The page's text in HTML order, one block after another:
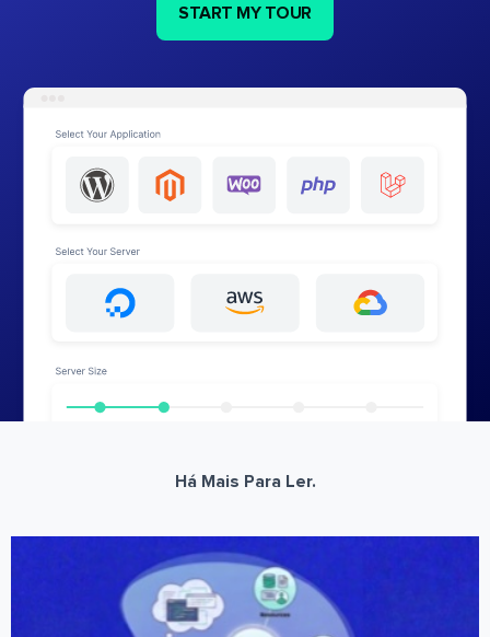
START MY TOUR
Há Mais Para Ler.